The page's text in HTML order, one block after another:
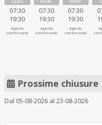
07:30
19:30
Aperto
continuato
07:30
19:30
Aperto
continuato
07:30
19:30
Aperto
continuato
Prossime chiusure
Dal 05-08-2026 al 23-08-2026